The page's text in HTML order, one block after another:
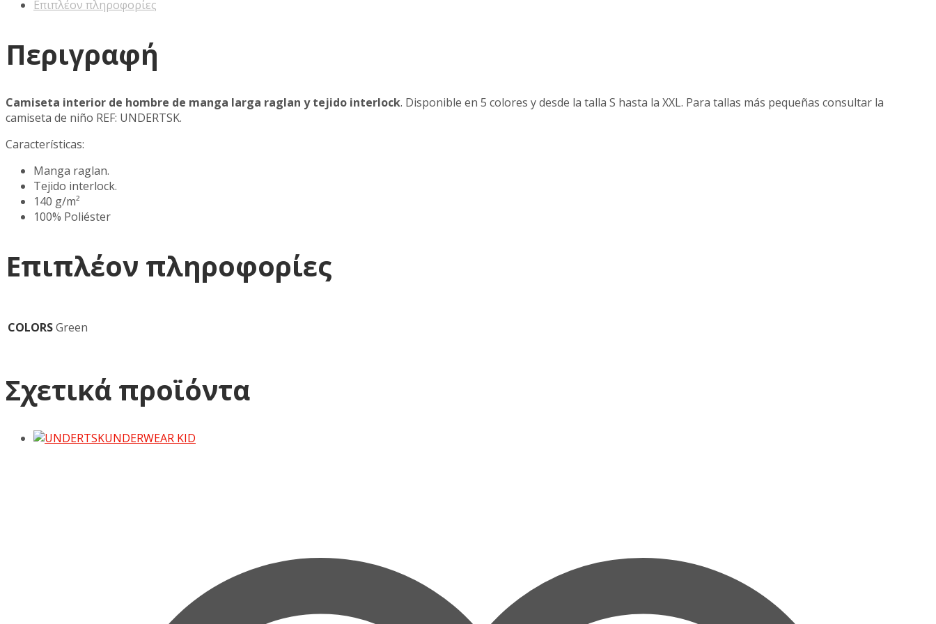
Επιπλέον πληροφορίες
Περιγραφή
Camiseta interior de hombre de manga larga raglan y tejido interlock. Disponible en 5 colores y desde la talla S hasta la XXL. Para tallas más pequeñas consultar la
camiseta de niño REF: UNDERTSK.
Características:
Manga raglan.
Tejido interlock.
140 g/m²
100% Poliéster
Επιπλέον πληροφορίες
COLORSGreen
Σχετικά προϊόντα